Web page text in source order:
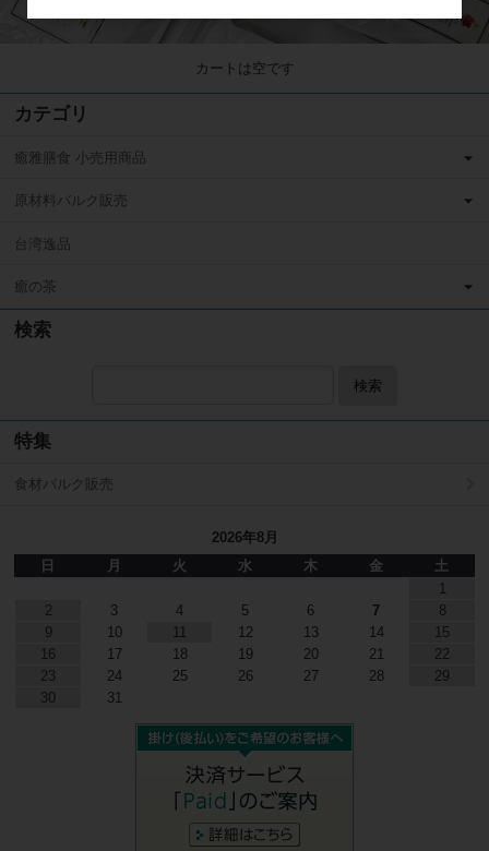
カートは空です
カテゴリ
癒雅膳食 小売用商品
原材料バルク販売
台湾逸品
癒の茶
検索
検索
特集
食材バルク販売
2026年8月
日
月 火 水 木 金
土
1
2
3 4 5 6 7
8
9
10 11 12 13 14
15
16
17 18 19 20 21
22
23
24 25 26 27 28
29
30
31